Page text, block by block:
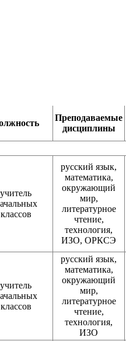
Преподаваемые
дисциплины
учитель
классов
русский язык,
математика,
окружающий
мир,
литературное
чтение,
технология,
ИЗО, ОРКСЭ
учитель
классов
русский язык,
математика,
окружающий
мир,
литературное
чтение,
технология,
ИЗО